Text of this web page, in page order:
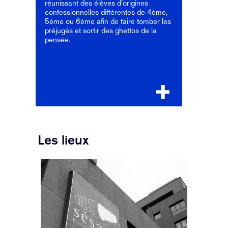
réunissant des élèves d’origines
confessionnelles différentes de 4ème,
5ème ou 6ème afin de faire tomber les
préjugés et sortir des ghettos de la
pensée.
Les lieux